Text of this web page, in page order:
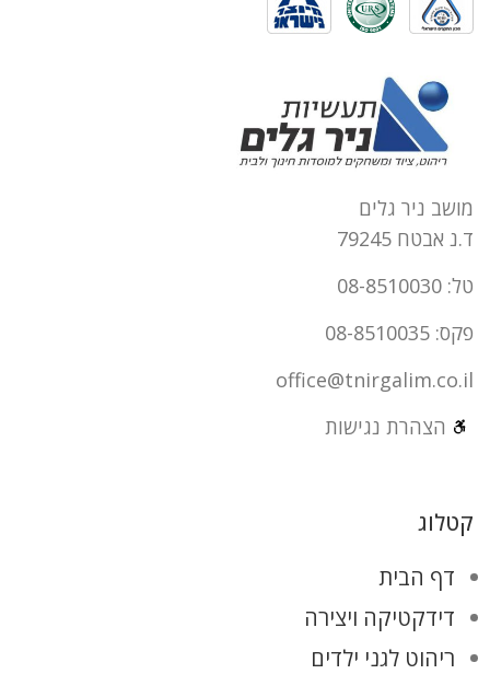
מושב ניר גלים
ד.נ אבטח 79245
טל: 08-8510030
פקס: 08-8510035
office@tnirgalim.co.il
הצהרת נגישות
קטלוג
דף הבית
דידקטיקה ויצירה
ריהוט לגני ילדים